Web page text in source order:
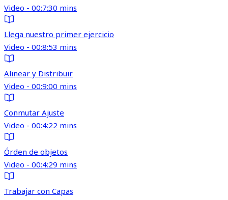
Video - 00:7:30 mins
Llega nuestro primer ejercicio
Video - 00:8:53 mins
Alinear y Distribuir
Video - 00:9:00 mins
Conmutar Ajuste
Video - 00:4:22 mins
Órden de objetos
Video - 00:4:29 mins
Trabajar con Capas